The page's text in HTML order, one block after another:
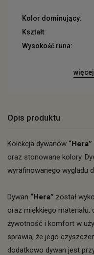
Kolor dominujący:
Kształt:
Wysokość runa:
Opis produktu
Kolekcja dywanów “Hera”
oraz stonowane kolory.
wyrafinowanego wyglądu
Dywan “Hera” został
oraz miękkiego
żywotność i komfort w
sprawia, że jego
dodatkowo dywan jest